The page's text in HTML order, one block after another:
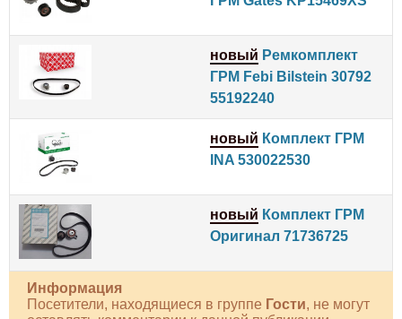
новый Ремкомплект
ГРМ Febi Bilstein 30792
55192240
новый Комплект ГРМ
INA 530022530
новый Комплект ГРМ
Оригинал 71736725
Информация
Посетители, находящиеся в группе Гости, не могут